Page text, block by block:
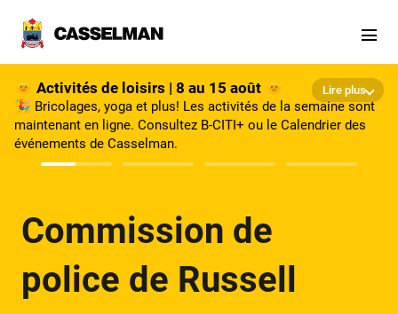
Lire plus
🌞 Activités de loisirs | 8 au 15 août 🌞
🎉 Bricolages, yoga et plus! Les activités de la semaine sont
maintenant en ligne. Consultez B-CITI+ ou le Calendrier des
événements de Casselman.
Commission de
police de Russell